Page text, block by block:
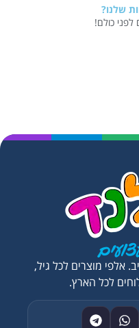
שלנו?
כולם!
אלפי מוצרים לכל גיל,
לכל הארץ.